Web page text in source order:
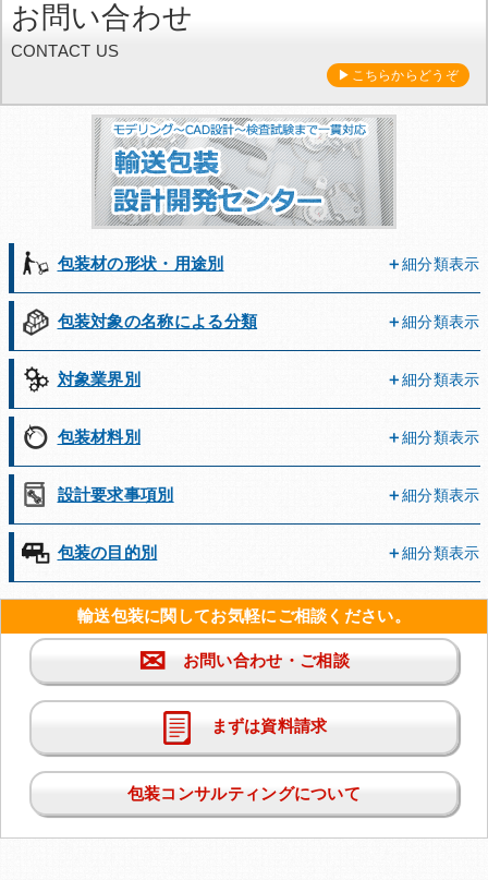
お問い合わせ
CONTACT US
▶こちらからどうぞ
包装材の形状・用途別 細分類表示
包装対象の名称による分類 細分類表示
対象業界別 細分類表示
包装材料別 細分類表示
設計要求事項別 細分類表示
包装の目的別 細分類表示
輸送包装に関してお気軽にご相談ください。
✉ お問い合わせ・ご相談
まずは資料請求
包装コンサルティングについて